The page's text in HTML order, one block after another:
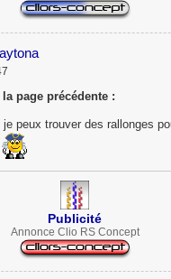
page précédente :
peux trouver des rallonges
Publicité
Annonce Clio RS Concept